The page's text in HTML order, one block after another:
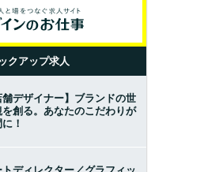
クアップ求人
舗デザイナー】ブランドの世
を創る。あなたのこだわりが
！